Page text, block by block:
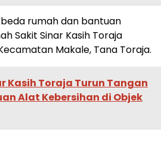
rumah dan bantuan
Sakit Sinar Kasih Toraja
Makale, Tana Toraja.
Kasih Toraja Turun Tangan
Alat Kebersihan di Objek